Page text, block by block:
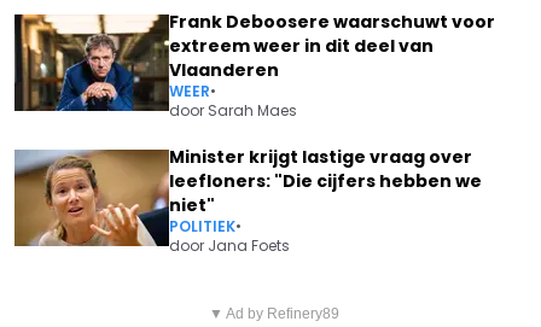
Frank Deboosere waarschuwt voor
extreem weer in dit deel van
Vlaanderen
WEER•
door Sarah Maes
Minister krijgt lastige vraag over
leefloners: "Die cijfers hebben we
niet"
POLITIEK•
door Jana Foets
PIET HUYSENTRUYT OVER HANS
▼ Ad by Refinery89